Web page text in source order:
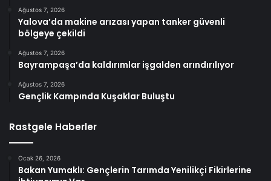
Ağustos 7, 2026
Yalova’da makine arızası yapan tanker güvenli
bölgeye çekildi
Ağustos 7, 2026
Bayrampaşa’da kaldırımlar işgalden arındırılıyor
Ağustos 7, 2026
Gençlik Kampında Kuşaklar Buluştu
Rastgele Haberler
Ocak 26, 2026
Bakan Yumaklı: Gençlerin Tarımda Yenilikçi Fikirlerine